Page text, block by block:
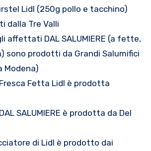
Lidl (250g pollo e tacchino)
dalla Tre Valli
affettati DAL SALUMIERE (a fette,
sono prodotti da Grandi Salumifici
Modena)
Fetta Lidl è prodotta
SALUMIERE è prodotta da Del
di Lidl è prodotto dai